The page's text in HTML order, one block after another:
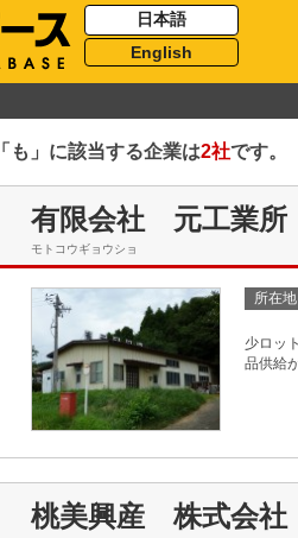
日本語
English
「も」に該当する企業は2社です。
有限会社 元工業所
モトコウギョウショ
所在地
少ロッ
品供給
桃美興産 株式会